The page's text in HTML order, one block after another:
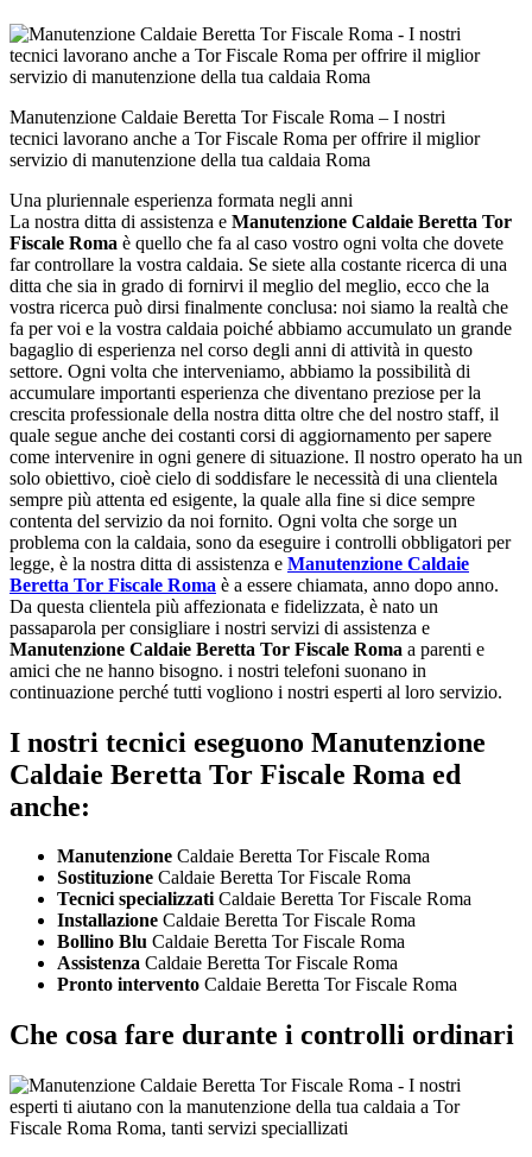
Manutenzione Caldaie Beretta Tor Fiscale Roma – I nostri
tecnici lavorano anche a Tor Fiscale Roma per offrire il miglior
servizio di manutenzione della tua caldaia Roma
Una pluriennale esperienza formata negli anni
La nostra ditta di assistenza e Manutenzione Caldaie Beretta Tor
Fiscale Roma è quello che fa al caso vostro ogni volta che dovete
far controllare la vostra caldaia. Se siete alla costante ricerca di una
ditta che sia in grado di fornirvi il meglio del meglio, ecco che la
vostra ricerca può dirsi finalmente conclusa: noi siamo la realtà che
fa per voi e la vostra caldaia poiché abbiamo accumulato un grande
bagaglio di esperienza nel corso degli anni di attività in questo
settore. Ogni volta che interveniamo, abbiamo la possibilità di
accumulare importanti esperienza che diventano preziose per la
crescita professionale della nostra ditta oltre che del nostro staff, il
quale segue anche dei costanti corsi di aggiornamento per sapere
come intervenire in ogni genere di situazione. Il nostro operato ha un
solo obiettivo, cioè cielo di soddisfare le necessità di una clientela
sempre più attenta ed esigente, la quale alla fine si dice sempre
contenta del servizio da noi fornito. Ogni volta che sorge un
problema con la caldaia, sono da eseguire i controlli obbligatori per
legge, è la nostra ditta di assistenza e Manutenzione Caldaie
Beretta Tor Fiscale Roma è a essere chiamata, anno dopo anno.
Da questa clientela più affezionata e fidelizzata, è nato un
passaparola per consigliare i nostri servizi di assistenza e
Manutenzione Caldaie Beretta Tor Fiscale Roma a parenti e
amici che ne hanno bisogno. i nostri telefoni suonano in
continuazione perché tutti vogliono i nostri esperti al loro servizio.
I nostri tecnici eseguono Manutenzione
Caldaie Beretta Tor Fiscale Roma ed
anche:
Manutenzione Caldaie Beretta Tor Fiscale Roma
Sostituzione Caldaie Beretta Tor Fiscale Roma
Tecnici specializzatiCaldaie Beretta Tor Fiscale Roma
Installazione Caldaie Beretta Tor Fiscale Roma
Bollino Blu Caldaie Beretta Tor Fiscale Roma
Assistenza Caldaie Beretta Tor Fiscale Roma
Pronto intervento Caldaie Beretta Tor Fiscale Roma
Che cosa fare durante i controlli ordinari